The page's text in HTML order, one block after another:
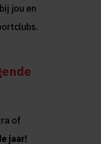
jou en
of
jaar!